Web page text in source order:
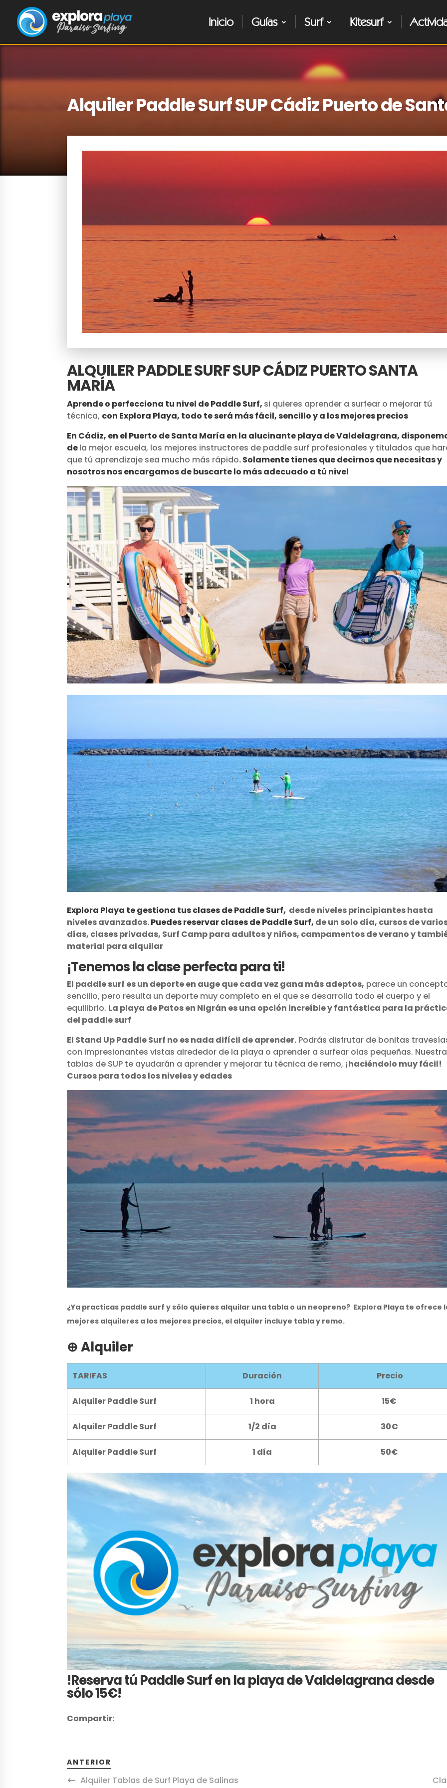
Inicio Guías Surf Kitesurf
Alquiler Paddle Surf SUP Cádiz Puerto de
ALQUILER PADDLE SURF SUP CÁDIZ PUERTO SANTA
MARÍA
Aprende o perfecciona tu nivel de Paddle Surf, si quieres aprender a surfear o mejorar tú
técnica, con Explora Playa, todo te será más fácil, sencillo y a los mejores precios
En Cádiz, en el Puerto de Santa María en la alucinante playa de Valdelagrana,
dela mejor escuela, los mejores instructores de paddle surf profesionales y titulados que
que tú aprendizaje sea mucho más rápido.Solamente tienes que decirnos que necesitas y
nosotros nos encargamos de buscarte lo más adecuado a tú nivel
Explora Playa te gestiona tus clases de Paddle Surf, desde niveles principiantes hasta
niveles avanzados.Puedes reservar clases de Paddle Surf, de un solo día, cursos de
días, clases privadas, Surf Camp para adultos y niños, campamentos de verano y
material para alquilar
¡Tenemos la clase perfecta para ti!
El paddle surf es un deporte en auge que cada vez gana más adeptos, parece un
sencillo, pero resulta un deporte muy completo en el que se desarrolla todo el cuerpo y el
equilibrio. La playa de Patos en Nigrán es una opción increíble y fantástica para la
del paddle surf
El Stand Up Paddle Surf no es nada difícil de aprender. Podrás disfrutar de bonitas
con impresionantes vistas alrededor de la playa o aprender a surfear olas pequeñas.
tablas de SUP te ayudarán a aprender y mejorar tu técnica de remo, ¡haciéndolo muy fácil!
Cursos para todos los niveles y edades
¿Ya practicas paddle surf y sólo quieres alquilar una tabla o un neopreno? Explora Playa te ofrece
mejores alquileres a los mejores precios, el alquiler incluye tabla y remo.
⊕ Alquiler
TARIFAS Duración Precio
Alquiler Paddle Surf 1 hora 15€
Alquiler Paddle Surf 1/2 día 30€
Alquiler Paddle Surf 1 día 50€
!Reserva tú Paddle Surf en la playa de Valdelagrana desde
sólo 15€!
Compartir:
ANTERIOR
Alquiler Tablas de Surf Playa de Salinas